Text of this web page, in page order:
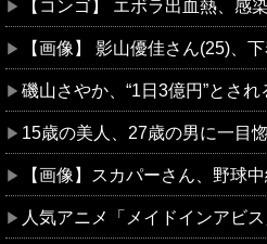
【コンゴ】 エボラ出血熱、感染
【画像】 影山優佳さん(25)、下
磯山さやか、“1日3億円”とされる国会の延長
15歳の美人、27歳の男に一目惚れして
【画像】スカパーさん、野球中継で
人気アニメ「メイドインアビス」の主題歌にVTuberさん